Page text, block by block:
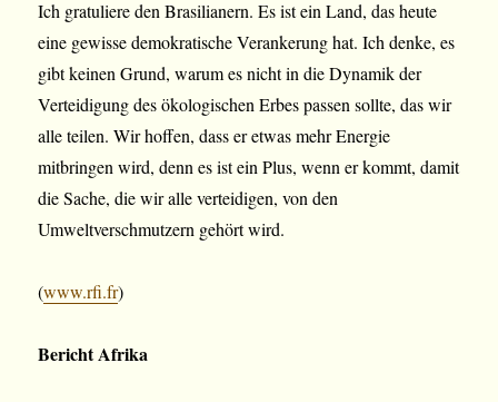
Ich gratuliere den Brasilianern. Es ist ein Land, das heute
eine gewisse demokratische Verankerung hat. Ich denke, es
gibt keinen Grund, warum es nicht in die Dynamik der
Verteidigung des ökologischen Erbes passen sollte, das wir
alle teilen. Wir hoffen, dass er etwas mehr Energie
mitbringen wird, denn es ist ein Plus, wenn er kommt, damit
die Sache, die wir alle verteidigen, von den
Umweltverschmutzern gehört wird.
(www.rfi.fr)
Bericht Afrika